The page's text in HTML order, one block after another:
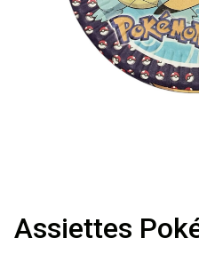
Décoration
Accessoires
Assiettes